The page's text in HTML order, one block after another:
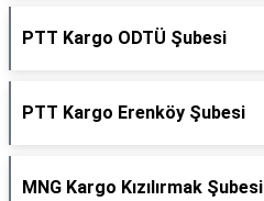
PTT Kargo ODTÜ Şubesi
PTT Kargo Erenköy Şubesi
MNG Kargo Kızılırmak Şubesi